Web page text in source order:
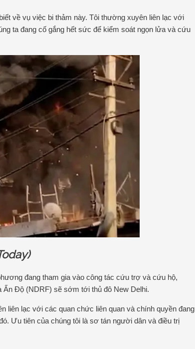
về vụ việc bi thảm này. Tôi thường xuyên liên lạc với
ta đang cố gắng hết sức để kiểm soát ngọn lửa và cứu
đang tham gia vào công tác cứu trợ và cứu hộ,
Độ (NDRF) sẽ sớm tới thủ đô New Delhi.
liên lạc với các quan chức liên quan và chính quyền đang
Ưu tiên của chúng tôi là sơ tán người dân và điều trị